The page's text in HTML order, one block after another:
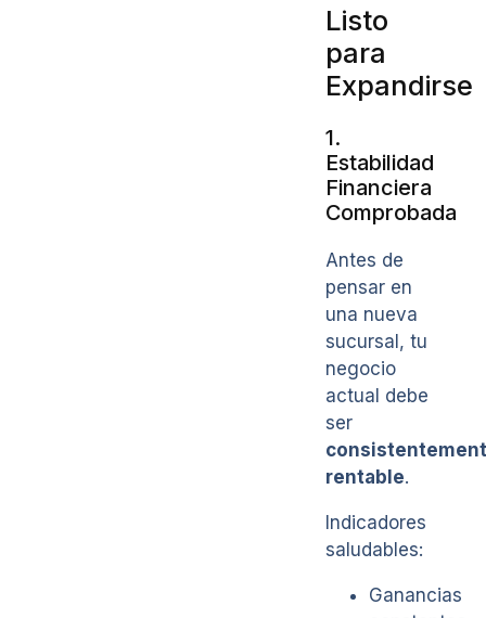
Listo
para
Expandirse
1.
Estabilidad
Financiera
Comprobada
Antes de
pensar en
una nueva
sucursal, tu
negocio
actual debe
ser
rentable.
Indicadores
saludables:
Ganancias